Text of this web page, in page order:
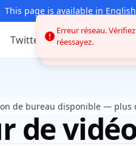
This page is available in English
Twitter Pinterest
de bureau disponible — plus
de
Erreur réseau.
réessayez.